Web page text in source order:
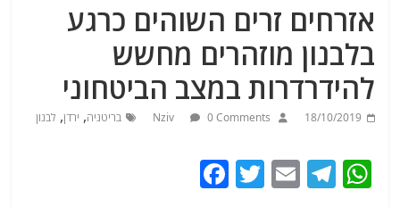
אזרחים זרים השוהים כרגע
בלבנון מוזהרים מחשש
להידרדרות במצב הביטחוני
18/10/2019
Nziv 0 Comments בריטניה, ירדן, לבנון
W
T
E
T